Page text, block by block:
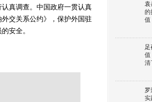
真调查。中国政府一贯认真
外交关系公约》，保护外国驻
安全。
袁
的
值
足
值
清
罗
实